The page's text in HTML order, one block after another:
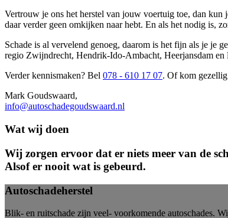
Vertrouw je ons het herstel van jouw voertuig toe, dan kun
daar verder geen omkijken naar hebt. En als het nodig is,
Schade is al vervelend genoeg, daarom is het fijn als je je
regio Zwijndrecht, Hendrik-Ido-Ambacht, Heerjansdam en
Verder kennismaken? Bel 078 - 610 17 07. Of kom
Mark Goudswaard,
info@autoschadegoudswaard.nl
Wat wij doen
Wij zorgen ervoor dat er niets meer van de
Alsof er nooit wat is gebeurd.
Autoschadeherstel
Blik- en ruitschade zijn veel- voorkomende autoschades.